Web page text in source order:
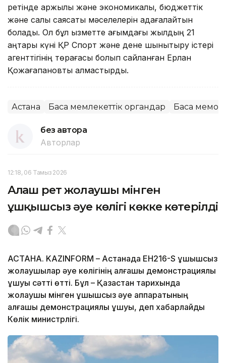
ретінде қаржылық және экономикалық, бюджеттік
және салық саясаты мәселелерін қадағалайтын
болады. Ол бұл қызметте ағымдағы жылдың 21
қаңтары күні ҚР Спорт және дене шынықтыру істері
агенттігінің төрағасы болып сайланған Ерлан
Қожағапановты алмастырды.
Астана Басқа мемлекеттік органдар Басқа
без автора
Авторлар
12:18, 06 Тамыз 2026
Алғаш рет жолаушы мінген
ұшқышсыз әуе көлігі көкке көтерілді
АСТАНА. KAZINFORM – Астанада EH216-S ұшқышсыз
жолаушылар әуе көлігінің алғашқы демонстрациялық
ұшуы сәтті өтті. Бұл – Қазақстан тарихында
жолаушы мінген ұшқышсыз әуе аппаратының
алғашқы демонстрациялық ұшуы, деп хабарлайды
Көлік министрлігі.